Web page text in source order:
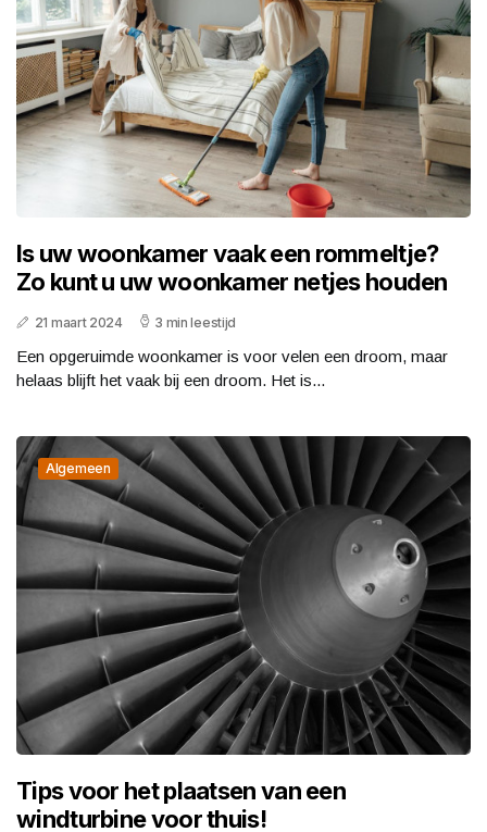
Is uw woonkamer vaak een rommeltje?
Zo kunt u uw woonkamer netjes houden
21 maart 2024 3 min leestijd
Een opgeruimde woonkamer is voor velen een droom, maar
helaas blijft het vaak bij een droom. Het is...
Algemeen
Tips voor het plaatsen van een
windturbine voor thuis!